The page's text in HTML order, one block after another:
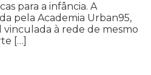
para a infância. A
pela Academia Urban95,
à rede de mesmo
[…]